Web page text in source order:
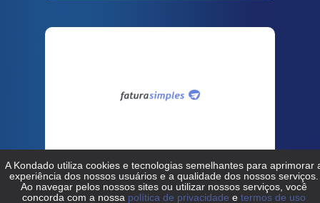
Saiba mais →